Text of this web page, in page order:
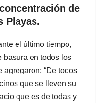
de
Playas.
el último tiempo,
basura en todos los
agregaron; “De todos
que se lleven su
que es de todas y